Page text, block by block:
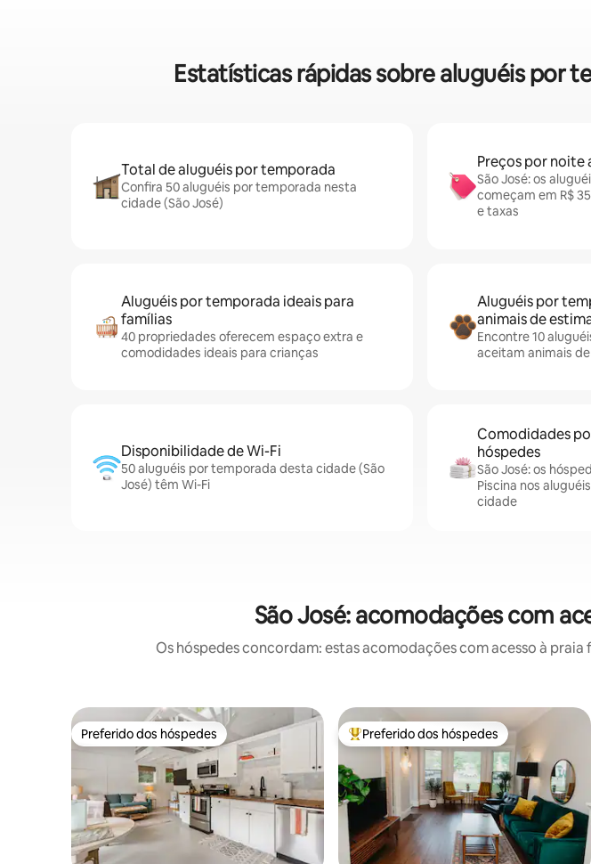
Estatísticas rápidas sobre aluguéis por
Total de aluguéis por temporada
Confira 50 aluguéis por temporada nesta
cidade (São José)
Preços por noite
São José: os
começam em R$
e taxas
Aluguéis por temporada ideais para
famílias
40 propriedades oferecem espaço extra e
comodidades ideais para crianças
Aluguéis por
animais de
Encontre 10
aceitam animais
Disponibilidade de Wi-Fi
50 aluguéis por temporada desta cidade (São
José) têm Wi-Fi
Comodidades
hóspedes
São José: os
Piscina nos
cidade
São José: acomodações com
Os hóspedes concordam: estas acomodações com acesso à
Preferido dos hóspedes
Preferido dos hóspedes Entre os melhores preferidos dos hóspedes
Preferido dos hóspedes